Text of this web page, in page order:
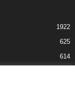
1922
625
614